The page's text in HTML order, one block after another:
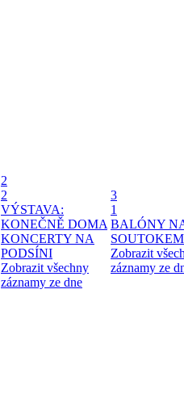
2
2
VÝSTAVA:
KONEČNĚ DOMA
KONCERTY NA
PODSÍNI
Zobrazit všechny
záznamy ze dne
3
1
BALÓNY
SOUTOKEM
Zobrazit
záznamy ze